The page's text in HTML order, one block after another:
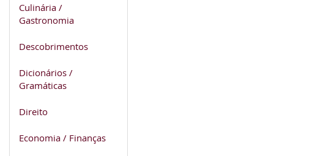
Culinária /
Gastronomia
Descobrimentos
Dicionários /
Gramáticas
Direito
Economia / Finanças